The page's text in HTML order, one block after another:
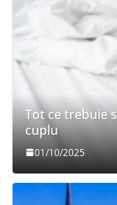
Tot ce trebuie
cuplu
01/10/2025